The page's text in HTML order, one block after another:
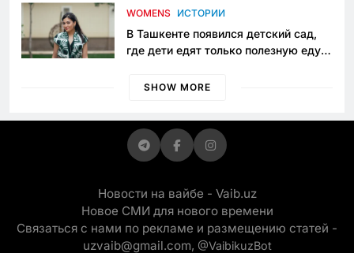
приговору
WOMENS ИСТОРИИ
В Ташкенте появился детский сад,
где дети едят только полезную еду.
просить «кашу без сахара»
SHOW MORE
Новости на вайбе - Vaib.uz
Новое СМИ для нового времени
Связаться с нами по рекламе и размещению статей -
uzvaib@gmail.com, @VaibikuzBot